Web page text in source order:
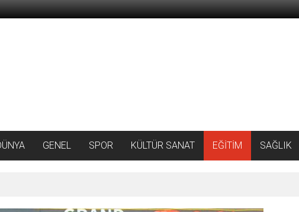
GENEL SPOR KÜLTÜR SANAT EĞİTİM SAĞLIK